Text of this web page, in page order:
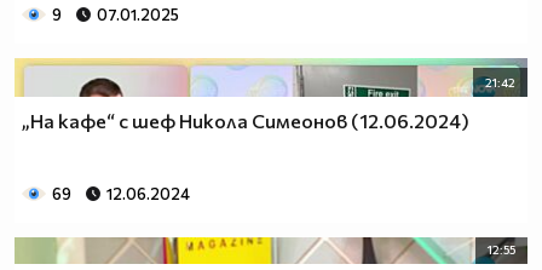
9 07.01.2025
21:42
„На кафе“ с шеф Никола Симеонов (12.06.2024)
69 12.06.2024
12:55